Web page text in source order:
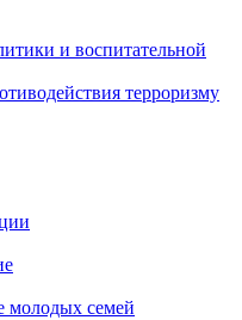
и воспитательной
терроризму
молодых семей